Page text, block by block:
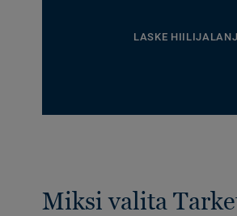
LASKE
Miksi valita